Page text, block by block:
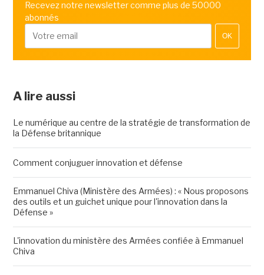
Recevez notre newsletter comme plus de 50000
abonnés
OK
A lire aussi
Le numérique au centre de la stratégie de transformation de
la Défense britannique
Comment conjuguer innovation et défense
Emmanuel Chiva (Ministère des Armées) : « Nous proposons
des outils et un guichet unique pour l'innovation dans la
Défense »
L'innovation du ministère des Armées confiée à Emmanuel
Chiva